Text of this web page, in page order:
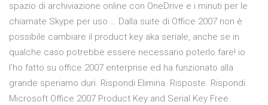
spazio di archiviazione online con OneDrive e i minuti per le
chiamate Skype per uso … Dalla suite di Office 2007 non è
possibile cambiare il product key aka seriale, anche se in
qualche caso potrebbe essere necessario poterlo fare! io
l'ho fatto su office 2007 enterprise ed ha funzionato alla
grande speriamo duri. Rispondi Elimina. Risposte. Rispondi.
Microsoft Office 2007 Product Key and Serial Key Free